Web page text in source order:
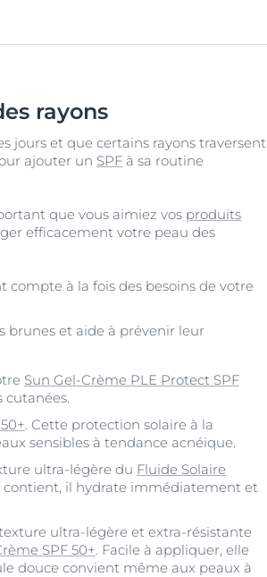
rayons
jours et que certains rayons traversent
ajouter un SPF à sa routine
que vous aimiez vos produits
efficacement votre peau des
à la fois des besoins de votre
brunes et aide à prévenir leur
Sun Gel-Crème PLE Protect SPF
cutanées.
. Cette protection solaire à la
sensibles à tendance acnéique.
ultra-légère du Fluide Solaire
contient, il hydrate immédiatement et
ultra-légère et extra-résistante
SPF 50+. Facile à appliquer, elle
douce convient même aux peaux à